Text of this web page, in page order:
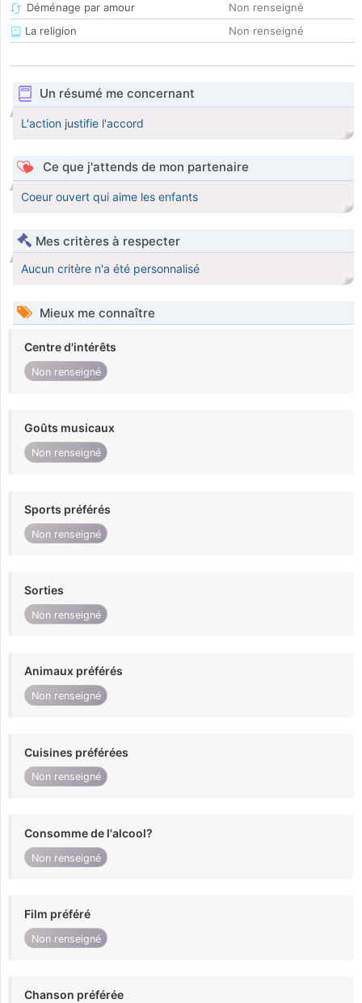
Déménage par amour
Non renseigné
La religion
Non renseigné
Un résumé me concernant
L'action justifie l'accord
Ce que j'attends de mon partenaire
Coeur ouvert qui aime les enfants
Mes critères à respecter
Aucun critère n'a été personnalisé
Mieux me connaître
Centre d'intérêts
Non renseigné
Goûts musicaux
Non renseigné
Sports préférés
Non renseigné
Sorties
Non renseigné
Animaux préférés
Non renseigné
Cuisines préférées
Non renseigné
Consomme de l'alcool?
Non renseigné
Film préféré
Non renseigné
Chanson préférée